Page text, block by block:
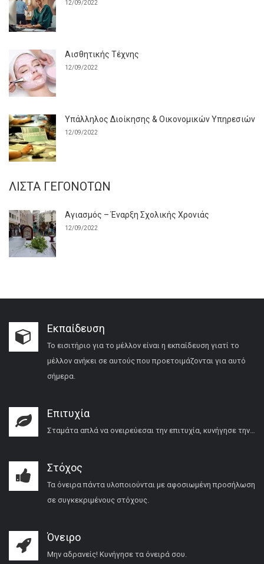
12/09/2022
Αισθητικής Τέχνης
12/09/2022
Υπάλληλος Διοίκησης & Οικονομικών Υπηρεσιών
12/09/2022
ΛΊΣΤΑ ΓΕΓΟΝΌΤΩΝ
Αγιασμός – Έναρξη Σχολικής Χρονιάς
12/09/2022
Εκπαίδευση
Το εισιτήριο για το μέλλον είναι η εκπαίδευση γιατί το
μέλλον ανήκει σε αυτούς που προετοιμάζονται για αυτό
σήμερα.
Επιτυχία
Σταμάτα απλά να ονειρεύεσαι την επιτυχία, κυνήγησε την…
Στόχος
Τα όνειρα πάντα υλοποιούνται με αφοσιωμένη προσήλωση
σε συγκεκριμένους στόχους.
Όνειρο
Μην αδρανείς! Κυνήγησε τα όνειρά σου.